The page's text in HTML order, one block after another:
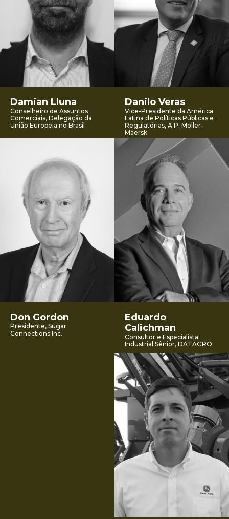
Damian Lluna
Conselheiro de Assuntos
Comerciais, Delegação da
União Europeia no Brasil
Danilo Veras
Vice-Presidente da América
Latina de Políticas Públicas e
Regulatórias, A.P. Moller-
Maersk
Don Gordon
Presidente, Sugar
Connections Inc.
Eduardo
Calichman
Consultor e Especialista
Industrial Sênior, DATAGRO